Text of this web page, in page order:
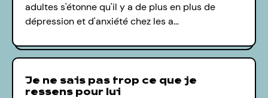
adultes s'étonne qu'il y a de plus en plus de
dépression et d'anxiété chez les a…
Je ne sais pas trop ce que je
ressens pour lui